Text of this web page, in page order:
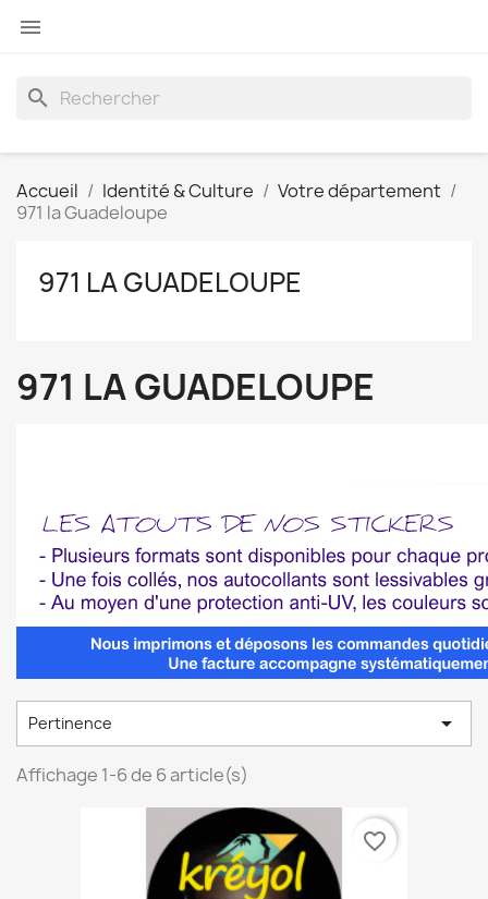

search
Accueil Identité & Culture
Votre département
971 la Guadeloupe
971 LA GUADELOUPE
971 LA GUADELOUPE
Pertinence 
Affichage 1-6 de 6 article(s)
favorite_border